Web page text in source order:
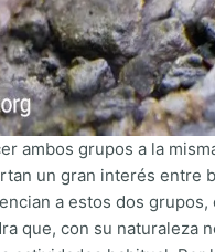
ambos grupos a la
un gran interés entre
a estos dos
que, con su naturaleza